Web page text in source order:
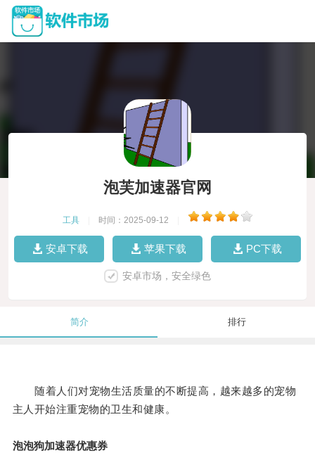
泡芙加速器官网
工具 时间：2025-09-12
安卓下载 苹果下载 PC下载
安卓市场，安全绿色
简介 排行
随着人们对宠物生活质量的不断提高，越来越多的宠物
主人开始注重宠物的卫生和健康。
泡泡狗加速器优惠券